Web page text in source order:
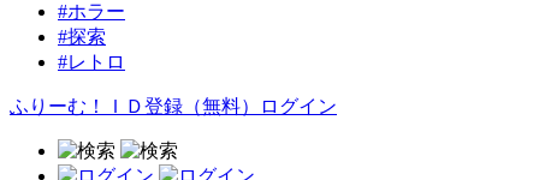
#ホラー
#探索
#レトロ
ふりーむ！ＩＤ登録（無料） ログイン